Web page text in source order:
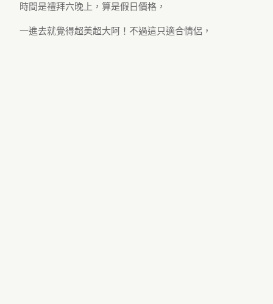
時間是禮拜六晚上，算是假日價格，
一進去就覺得超美超大阿！不過這只適合情侶，